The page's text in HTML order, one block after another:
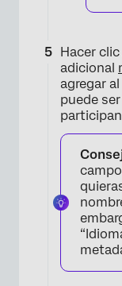
Hacer clic
adicional
agregar
puede